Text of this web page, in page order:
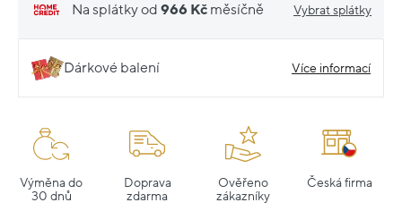
Na splátky od 966 Kč měsíčně Vybrat splátky
Dárkové balení Více informací
Výměna do
30 dnů
Doprava
zdarma
Ověřeno
zákazníky
Česká firma